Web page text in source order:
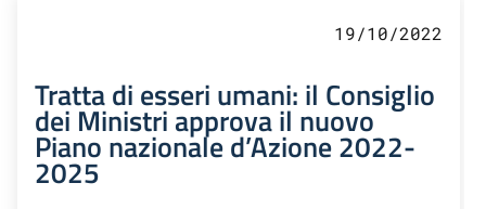
19/10/2022
Tratta di esseri umani: il Consiglio
dei Ministri approva il nuovo
Piano nazionale d’Azione 2022-
2025